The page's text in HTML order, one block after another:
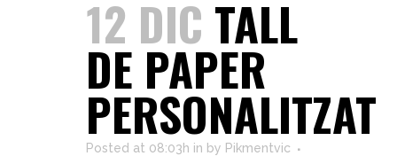
12 DIC TALL
DE PAPER
PERSONALITZAT
Posted at 08:03h in by Pikmentvic